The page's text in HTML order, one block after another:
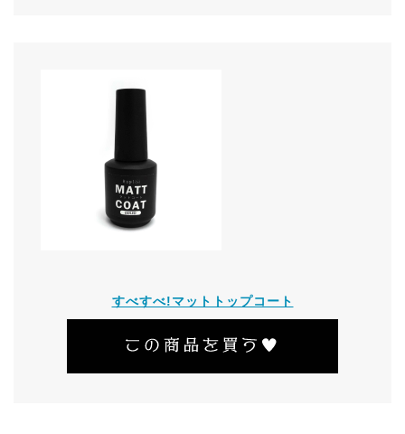
すべすべ!マットトップコート